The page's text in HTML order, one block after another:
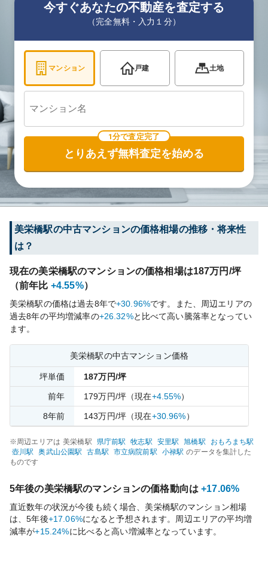
今すぐあなたの不動産を査定する
（完全無料・入力１分）
マンション 戸建 土地
1分で査定完了
とりあえず無料査定を始める
美栄橋駅の中古マンションの価格相場の推移・将来性
は？
現在の美栄橋駅のマンションの価格相場は187万円/坪
（前年比 +4.55%）
美栄橋駅の価格は過去8年で+30.96%です。
また、周辺エリアの
過去8年の平均増減率の+26.32%と比べて高い騰落率となってい
ます。
美栄橋駅の中古マンション価格
坪単価 187万円/坪
前年 179万円/坪 （現在+4.55%）
8年前 143万円/坪 （現在+30.96%）
※周辺エリアは 美栄橋駅 県庁前駅 牧志駅 安里駅 旭橋駅 おもろまち駅
壺川駅 奥武山公園駅 古島駅 市立病院前駅 小禄駅 のデータを集計した
ものです
5年後の美栄橋駅のマンションの価格動向は +17.06%
直近数年の状況が今後も続く場合、 美栄橋駅のマンション相場
は、5年後+17.06%になると予想されます。周辺エリアの平均増
減率が+15.24%に比べると高い増減率となっています。